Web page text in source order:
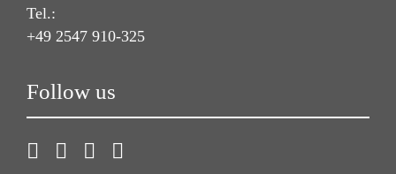
Tel.:
+49 2547 910-325
Follow us